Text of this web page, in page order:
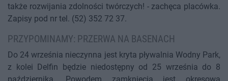
także rozwijania zdolności twórczych! - zachęca placówka.
Zapisy pod nr tel. (52) 352 72 37.
PRZYPOMINAMY: PRZERWA NA BASENACH
Do 24 września nieczynna jest kryta pływalnia Wodny Park,
z kolei Delfin będzie niedostępny od 25 września do 8